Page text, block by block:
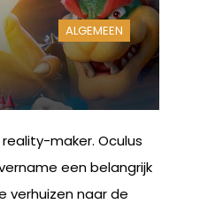
ALGEMEEN
maker. Oculus
een belangrijk
verhuizen naar de